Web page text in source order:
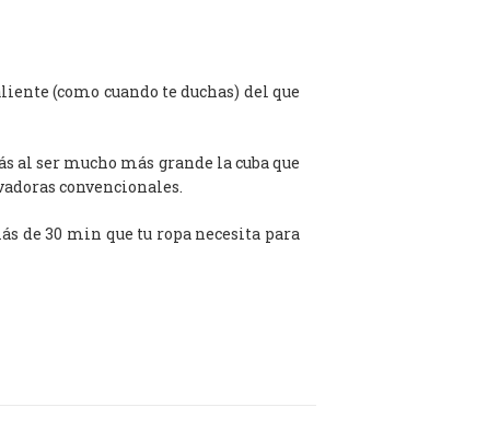
(como cuando te duchas) del que
al ser mucho más grande la cuba que
convencionales.
de 30 min que tu ropa necesita para